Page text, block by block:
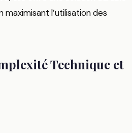
l’utilisation des
Technique et